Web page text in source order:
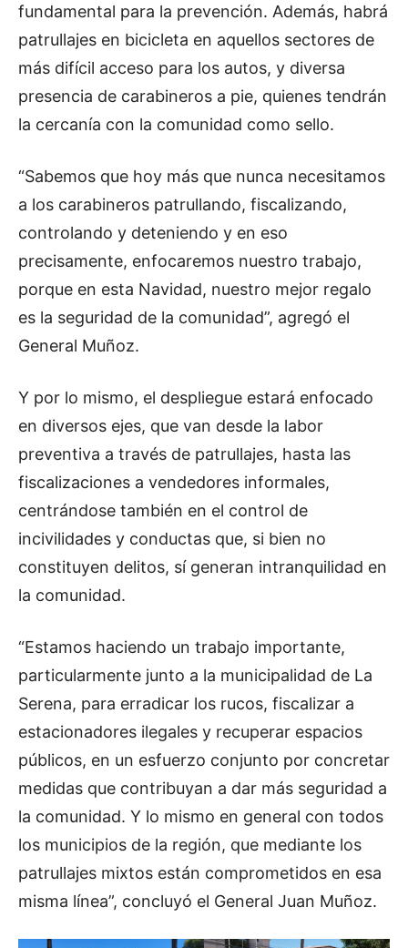
fundamental para la prevención. Además, habrá
patrullajes en bicicleta en aquellos sectores de
más difícil acceso para los autos, y diversa
presencia de carabineros a pie, quienes tendrán
la cercanía con la comunidad como sello.
“Sabemos que hoy más que nunca necesitamos
a los carabineros patrullando, fiscalizando,
controlando y deteniendo y en eso
precisamente, enfocaremos nuestro trabajo,
porque en esta Navidad, nuestro mejor regalo
es la seguridad de la comunidad”, agregó el
General Muñoz.
Y por lo mismo, el despliegue estará enfocado
en diversos ejes, que van desde la labor
preventiva a través de patrullajes, hasta las
fiscalizaciones a vendedores informales,
centrándose también en el control de
incivilidades y conductas que, si bien no
constituyen delitos, sí generan intranquilidad en
la comunidad.
“Estamos haciendo un trabajo importante,
particularmente junto a la municipalidad de La
Serena, para erradicar los rucos, fiscalizar a
estacionadores ilegales y recuperar espacios
públicos, en un esfuerzo conjunto por concretar
medidas que contribuyan a dar más seguridad a
la comunidad. Y lo mismo en general con todos
los municipios de la región, que mediante los
patrullajes mixtos están comprometidos en esa
misma línea”, concluyó el General Juan Muñoz.